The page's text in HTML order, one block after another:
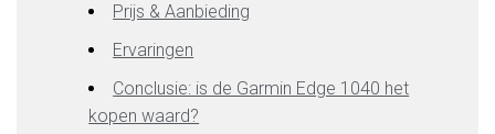
Prijs & Aanbieding
Ervaringen
Conclusie: is de Garmin Edge 1040 het
kopen waard?